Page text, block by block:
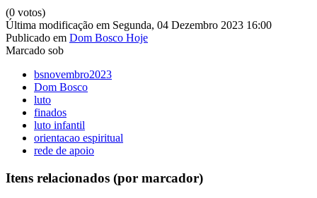
(0 votos)
Última modificação em Segunda, 04 Dezembro 2023 16:00
Publicado em Dom Bosco Hoje
Marcado sob
bsnovembro2023
Dom Bosco
luto
finados
luto infantil
orientacao espiritual
rede de apoio
Itens relacionados (por marcador)